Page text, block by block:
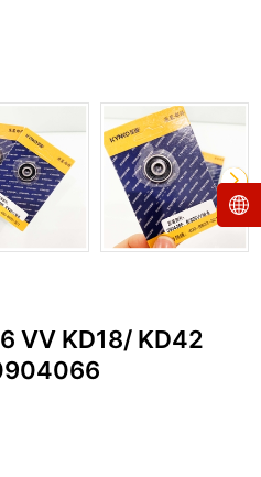
VV KD18/ KD42